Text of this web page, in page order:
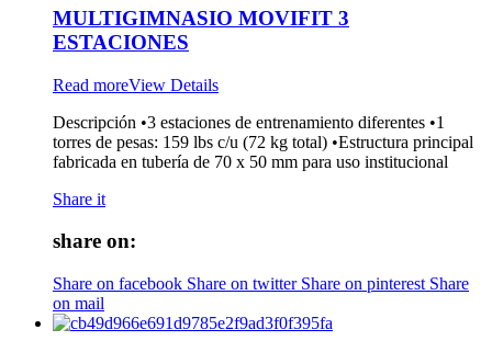
MULTIGIMNASIO MOVIFIT 3
ESTACIONES
Read moreView Details
Descripción •3 estaciones de entrenamiento diferentes •1
torres de pesas: 159 lbs c/u (72 kg total) •Estructura principal
fabricada en tubería de 70 x 50 mm para uso institucional
Share it
share on:
Share on facebook Share on twitter Share on pinterest Share
on mail